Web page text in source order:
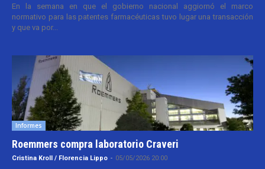
En la semana en que el gobierno nacional aggiornó el marco
normativo para las patentes farmacéuticas tuvo lugar una transacción
y que va por...
Informes
Roemmers compra laboratorio Craveri
Cristina Kroll / Florencia Lippo - 05/05/2026 20:00